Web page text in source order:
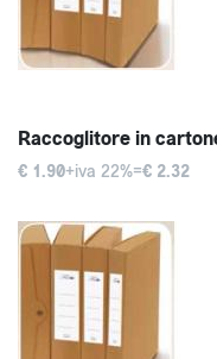
Raccoglitore in
€ 1.90+iva 22%=€ 2.32